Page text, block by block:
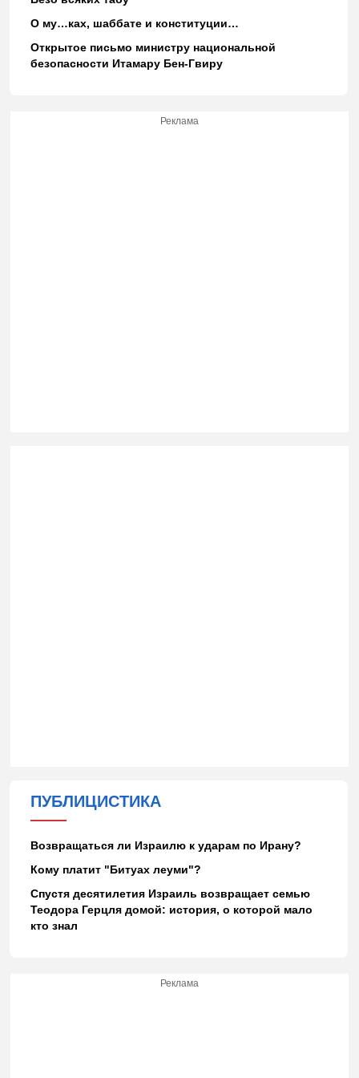
О му…ках, шаббате и конституции…
Открытое письмо министру национальной
безопасности Итамару Бен-Гвиру
Реклама
ПУБЛИЦИСТИКА
Возвращаться ли Израилю к ударам по Ирану?
Кому платит "Битуах леуми"?
Спустя десятилетия Израиль возвращает семью
Теодора Герцля домой: история, о которой мало
кто знал
Реклама